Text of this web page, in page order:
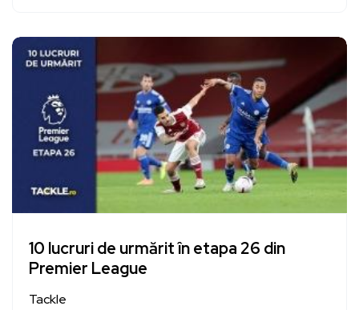
10 lucruri de urmărit în etapa 26 din
Premier League
Tackle